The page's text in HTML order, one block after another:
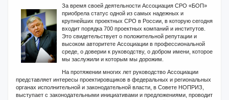
За время своей деятельности Ассоциация СРО «БОП»
приобрела статус одной из самых надежных и
крупнейших проектных СРО в России, в которую сегодня
входит порядка 700 проектных компаний и институтов.
Это свидетельствует о положительной репутации и
высоком авторитете Ассоциации в профессиональной
среде, о доверии к руководству, о добром имени, которое
мы заслужили и которым мы дорожим.
На протяжении многих лет руководство Ассоциации
представляет интересы проектировщиков в федеральных и региональных
органах исполнительной и законодательной власти, в Совете НОПРИЗ,
выступает с законодательными инициативами и предложениями, проводит